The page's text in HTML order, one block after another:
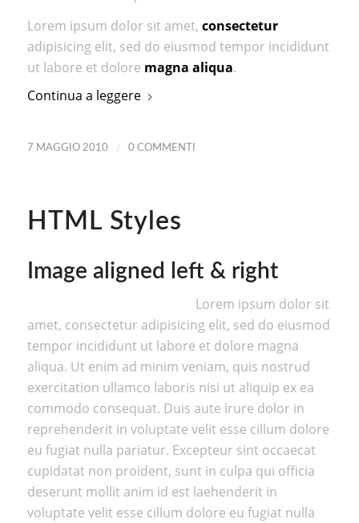
Lorem ipsum dolor sit amet, consectetur
adipisicing elit, sed do eiusmod tempor incididunt
ut labore et dolore magna aliqua.
Continua a leggere
7 MAGGIO 2010 / 0 COMMENTI
HTML Styles
Image aligned left & right
Lorem ipsum dolor sit
amet, consectetur adipisicing elit, sed do eiusmod
tempor incididunt ut labore et dolore magna
aliqua. Ut enim ad minim veniam, quis nostrud
exercitation ullamco laboris nisi ut aliquip ex ea
commodo consequat. Duis aute irure dolor in
reprehenderit in voluptate velit esse cillum dolore
eu fugiat nulla pariatur. Excepteur sint occaecat
cupidatat non proident, sunt in culpa qui officia
deserunt mollit anim id est laehenderit in
voluptate velit esse cillum dolore eu fugiat nulla